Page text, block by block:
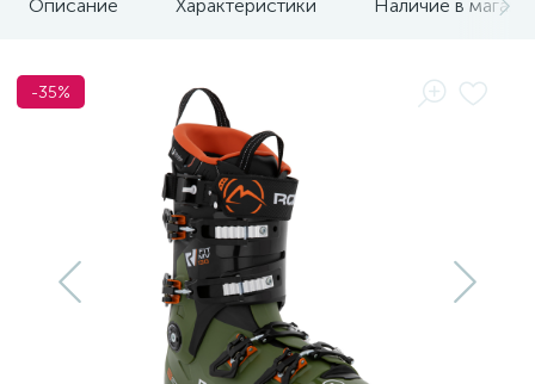
Описание Характеристики Наличие в
-35%